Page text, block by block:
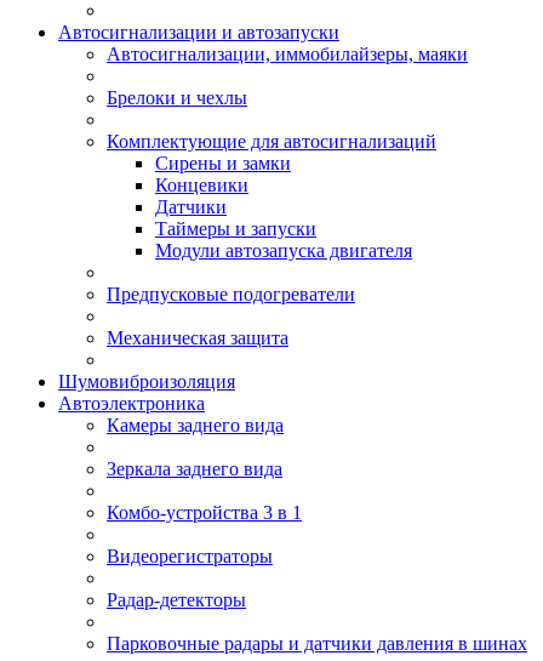
Автосигнализации и автозапуски
Автосигнализации, иммобилайзеры, маяки
Брелоки и чехлы
Комплектующие для автосигнализаций
Сирены и замки
Концевики
Датчики
Таймеры и запуски
Модули автозапуска двигателя
Предпусковые подогреватели
Механическая защита
Шумовиброизоляция
Автоэлектроника
Камеры заднего вида
Зеркала заднего вида
Комбо-устройства 3 в 1
Видеорегистраторы
Радар-детекторы
Парковочные радары и датчики давления в шинах